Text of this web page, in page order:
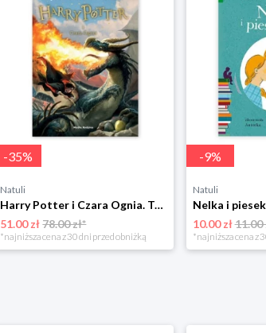
-35%
Natuli
Harry Potter i Czara Ognia. Tom 4 Media rodzina
51.00 zł78.00 zł*
*najniższa cena z 30 dni przed obniżką
-9%
Natuli
10.00 zł11.00
*najniższa cena z